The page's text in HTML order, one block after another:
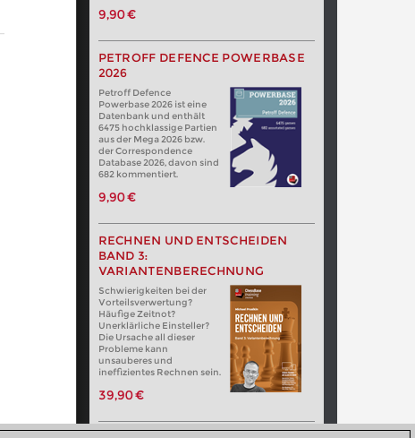
9,90 €
PETROFF DEFENCE POWERBASE
2026
Petroff Defence
Powerbase 2026 ist eine
Datenbank und enthält
6475 hochklassige Partien
aus der Mega 2026 bzw.
der Correspondence
Database 2026, davon sind
682 kommentiert.
9,90 €
RECHNEN UND ENTSCHEIDEN
BAND 3:
VARIANTENBERECHNUNG
Schwierigkeiten bei der
Vorteilsverwertung?
Häufige Zeitnot?
Unerklärliche Einsteller?
Die Ursache all dieser
Probleme kann
unsauberes und
ineffizientes Rechnen sein.
39,90 €